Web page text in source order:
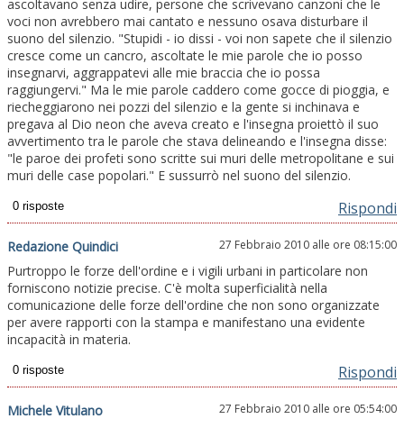
ascoltavano senza udire, persone che scrivevano canzoni che le
voci non avrebbero mai cantato e nessuno osava disturbare il
suono del silenzio. "Stupidi - io dissi - voi non sapete che il silenzio
cresce come un cancro, ascoltate le mie parole che io posso
insegnarvi, aggrappatevi alle mie braccia che io possa
raggiungervi." Ma le mie parole caddero come gocce di pioggia, e
riecheggiarono nei pozzi del silenzio e la gente si inchinava e
pregava al Dio neon che aveva creato e l'insegna proiettò il suo
avvertimento tra le parole che stava delineando e l'insegna disse:
"le paroe dei profeti sono scritte sui muri delle metropolitane e sui
muri delle case popolari." E sussurrò nel suono del silenzio.
Rispondi
Redazione Quindici 27 Febbraio 2010 alle ore 08:15:00
Purtroppo le forze dell'ordine e i vigili urbani in particolare non
forniscono notizie precise. C'è molta superficialità nella
comunicazione delle forze dell'ordine che non sono organizzate
per avere rapporti con la stampa e manifestano una evidente
incapacità in materia.
Rispondi
Michele Vitulano 27 Febbraio 2010 alle ore 05:54:00